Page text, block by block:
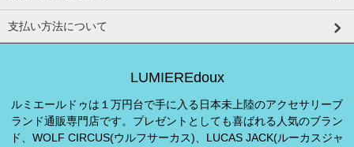
支払い方法について
LUMIEREdoux
ルミエールドゥは１万円台で手に入る日本未上陸のアクセサリーブ
ランド通販専門店です。プレゼントとしても喜ばれる人気のブラン
ド、WOLF CIRCUS(ウルフサーカス)、LUCAS JACK(ルーカスジャ